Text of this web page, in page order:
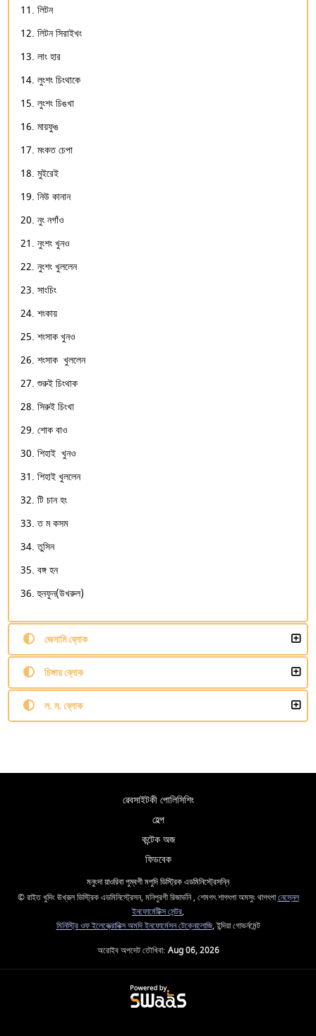
লিটন
লিটন সিরাইখং
লাং হার
লুংশং চিংথাকে
লুংশং চিঙখা
মায়ফুঙ
মংকত চেপা
মুইরেই
নিউ কানান
নুং নগাঁও
নুংশং খুনও
নুংশং খুললেন
সাংচিং
শংকায়
শংসাক খুনও
শংসাক খুললেন
শুরুই চিংথাক
সিরুই চিংখা
শোক বাও
শিহাই খুনও
শিহাই খুললেন
টি চান হং
ত ম কসম
তুসিন
বঙ্গ হন
হুনফুন(উখরুল)
জেসামি ব্লোক
চিঙ্গায় ব্লোক
ল. ম. ব্লোক
ৱেবসাইটকী পোলিসিশিং
হেল্প
কন্টেক অজ
ফিডবেক
মনুংদা য়াওরিবা পুম্বগী মপুদি ডিস্ট্রিক এডমিনিস্ট্রেসন্নি
© রাইত খুদিং ঊখ্রূল ডিস্ট্রিক এডমিনিস্ট্রেসন, মনিপুরগী রিজার্ভনি , শেমগৎ শাগৎপা অমসুং থাগৎপানেস্নেল
ইনফোর্মেটিক্স সেন্টর,
মিনিস্ট্রি ওফ ইলেক্ত্রোনিক্স অমদি ইনফোর্মেসন টেক্নোলোজি, ইন্দিয়া গোভর্নমেন্ট
অরোইব অপদেট তৌখিবা: Aug 06, 2026